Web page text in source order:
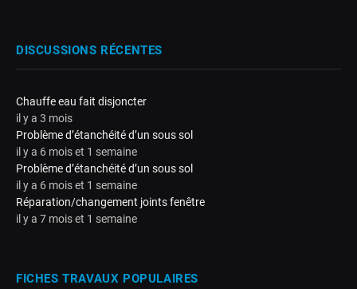
DISCUSSIONS RÉCENTES
Chauffe eau fait disjoncter
il y a 3 mois
Problème d’étanchéité d’un sous sol
il y a 6 mois et 1 semaine
Problème d’étanchéité d’un sous sol
il y a 6 mois et 1 semaine
Réparation/changement joints fenêtre
il y a 7 mois et 1 semaine
FICHES TRAVAUX POPULAIRES